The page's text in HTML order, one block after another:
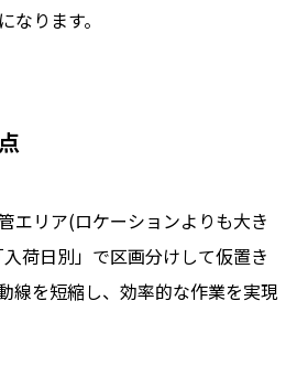
なります。
エリア(ロケーションよりも大き
荷日別」で区画分けして仮置き
線を短縮し、効率的な作業を実現